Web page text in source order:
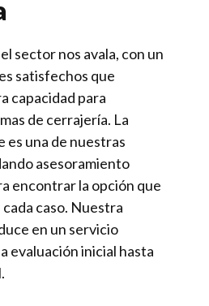
sector nos avala, con un
satisfechos que
capacidad para
de cerrajería. La
es una de nuestras
asesoramiento
encontrar la opción que
caso. Nuestra
en un servicio
evaluación inicial hasta